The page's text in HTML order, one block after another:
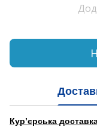
Кур’єрська